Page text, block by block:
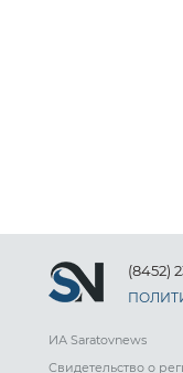
(8452)
ИА Saratovnews
Свидетельство о